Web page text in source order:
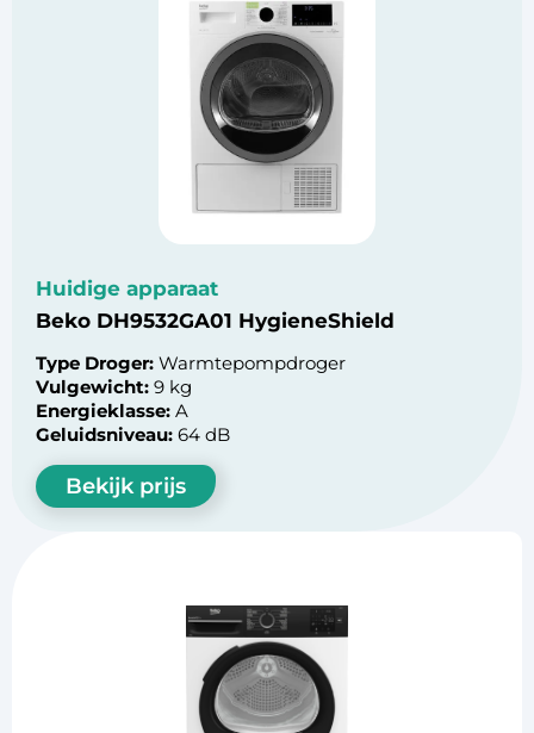
Huidige apparaat
Beko DH9532GA01 HygieneShield
Type Droger: Warmtepompdroger
Vulgewicht: 9 kg
Energieklasse: A
Geluidsniveau: 64 dB
Bekijk prijs